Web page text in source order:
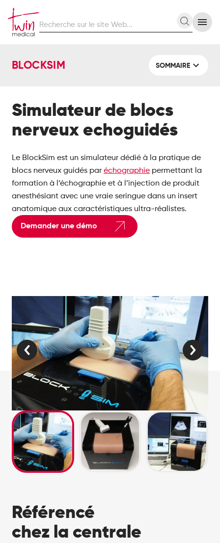
sur
Web
BLOCKSIM SOMMAIRE
Simulateur de blocs
nerveux echoguidés
Le BlockSim est un simulateur dédié à la pratique de
blocs nerveux guidés par échographie permettant la
formation à l’échographie et à l’injection de produit
anesthésiant avec une vraie seringue dans un insert
anatomique aux caractéristiques ultra-réalistes.
Demander une démo
Référencé
chez la centrale